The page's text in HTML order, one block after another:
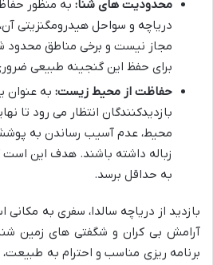
محدودیت های شنا: به منظور
دریاچه و سواحل هیدرومگنزیتی
مجاز نیست و برخی مناطق محدود
برای حفظ این گنجینه طبیعی
حفاظت از محیط زیست: به عنوان
بازدیدکنندگان انتظار می رود تا
محیط، عدم آسیب رساندن به
زباله داشته باشند. هدف این
به حداقل برسد.
بازدید از دریاچه سالدا، سفری به
آرامش بی کران و شگفتی های زمین
برنامه ریزی مناسب و احترام به